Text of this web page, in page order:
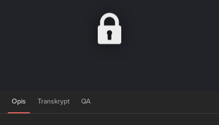
Opis Transkrypt QA